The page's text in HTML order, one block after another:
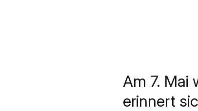
Am 7. Mai
erinnert